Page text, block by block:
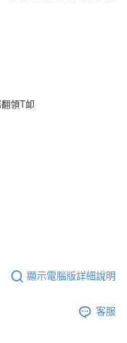
領T卹
顯示電腦版詳細說明
客服